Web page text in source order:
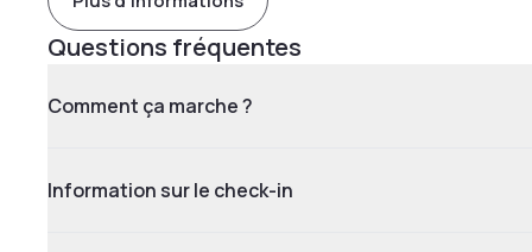
Questions fréquentes
Comment ça marche ?
Information sur le check-in